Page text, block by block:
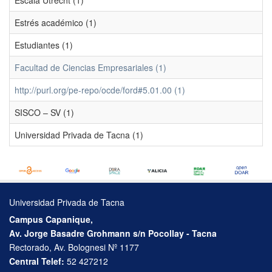
Estrés académico (1)
Estudiantes (1)
Facultad de Ciencias Empresariales (1)
http://purl.org/pe-repo/ocde/ford#5.01.00 (1)
SISCO – SV (1)
Universidad Privada de Tacna (1)
Universidad Privada de Tacna
Campus Capanique,
Av. Jorge Basadre Grohmann s/n Pocollay - Tacna
Rectorado, Av. Bolognesi Nº 1177
Central Telef: 52 427212